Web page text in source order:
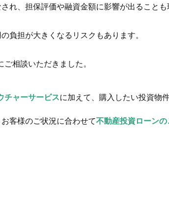
れ、担保評価や融資金額に影響が出ることも
負担が大きくなるリスクもあります。
相談いただきました。
チャーサービスに加えて、購入したい投資物
客様のご状況に合わせて不動産投資ローンの